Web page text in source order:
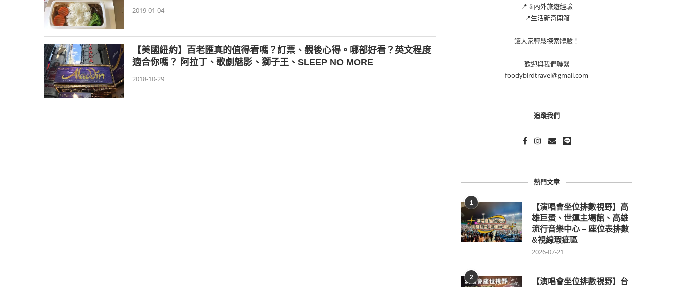
2019-01-04
【美國紐約】百老匯真的值得看嗎？訂票、觀後心得。哪部好看？英文程度
適合你嗎？ 阿拉丁、歌劇魅影、獅子王、SLEEP NO MORE
2018-10-29
📍國內外旅遊經驗
📍生活新奇開箱
讓大家輕鬆探索體驗！
歡迎與我們聯繫
foodybirdtravel@gmail.com
追蹤我們
熱門文章
1
【演唱會坐位排數視野】高
雄巨蛋、世運主場館、高雄
流行音樂中心 – 座位表排數
&視線瑕疵區
2026-07-21
2
【演唱會坐位排數視野】台